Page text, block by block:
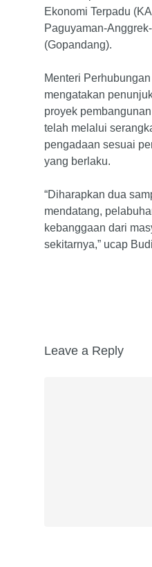
Ekonomi Terpadu
Paguyaman-
(Gopandang).
Menteri
mengatakan
proyek
telah melalui
pengadaan sesuai
yang berlaku.
“Diharapkan dua
mendatang,
kebanggaan dari
sekitarnya,” ucap
Leave a Reply